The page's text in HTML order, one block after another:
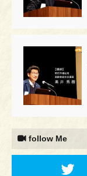
follow Me